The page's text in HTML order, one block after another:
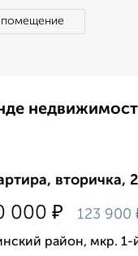
помещение
вторичка,
000 ₽ 123 900
район, мкр.